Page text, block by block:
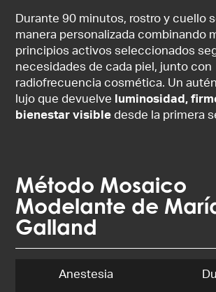
Durante 90 minutos, rostro y cuello
manera personalizada combinando
principios activos seleccionados
necesidades de cada piel, junto con
radiofrecuencia cosmética. Un
lujo que devuelve luminosidad,
bienestar visibledesde la primera
Método Mosaico
Modelante de
Galland
Anestesia